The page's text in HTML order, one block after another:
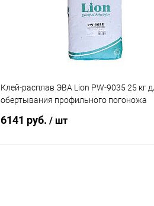
Под заказ
Клей-расплав ЭВА Lion PW-9035 25 кг
обертывания профильного погоножа
6141 руб. / шт